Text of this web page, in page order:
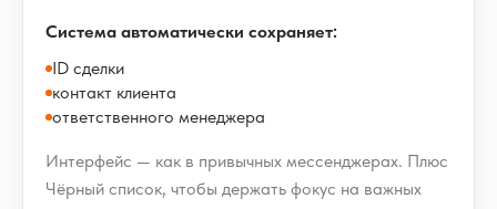
Система автоматически сохраняет:
ID сделки
контакт клиента
ответственного менеджера
Интерфейс — как в привычных мессенджерах. Плюс
Чёрный список, чтобы держать фокус на важных